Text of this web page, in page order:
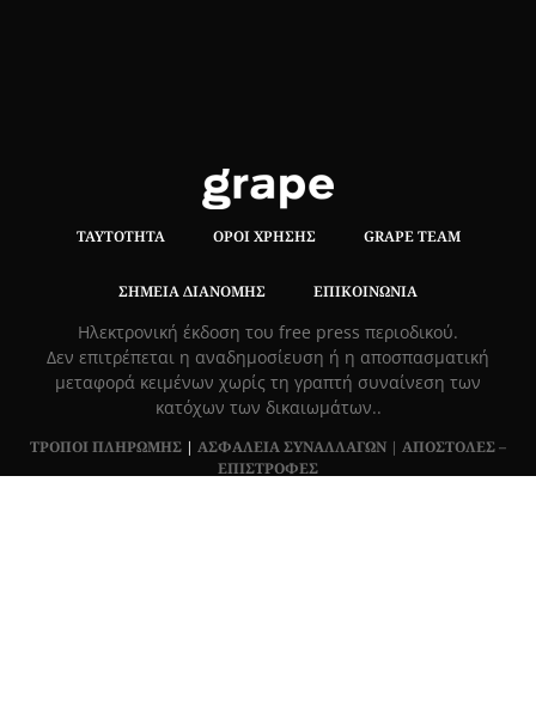
ΤΑΥΤΌΤΗΤΑ ΌΡΟΙ ΧΡΉΣΗΣ GRAPE TEAM
ΣΗΜΕΊΑ ΔΙΑΝΟΜΉΣ ΕΠΙΚΟΙΝΩΝΊΑ
Hλεκτρονική έκδοση του free press περιοδικού.
Δεν επιτρέπεται η αναδημοσίευση ή η αποσπασματική
μεταφορά κειμένων χωρίς τη γραπτή συναίνεση των
κατόχων των δικαιωμάτων..
ΤΡΟΠΟΙ ΠΛΗΡΩΜΗΣ | ΑΣΦΑΛΕΙΑ ΣΥΝΑΛΛΑΓΩΝ | ΑΠΟΣΤΟΛΕΣ –
ΕΠΙΣΤΡΟΦΕΣ